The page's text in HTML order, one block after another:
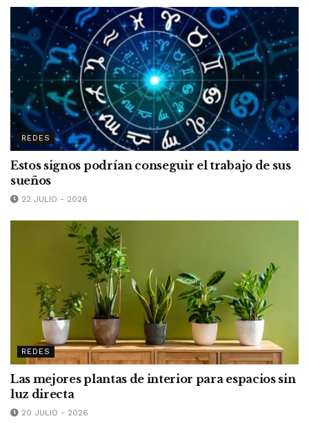
REDES
Estos signos podrían conseguir el trabajo de sus
sueños
22 JULIO - 2026
REDES
Las mejores plantas de interior para espacios sin
luz directa
20 JULIO - 2026